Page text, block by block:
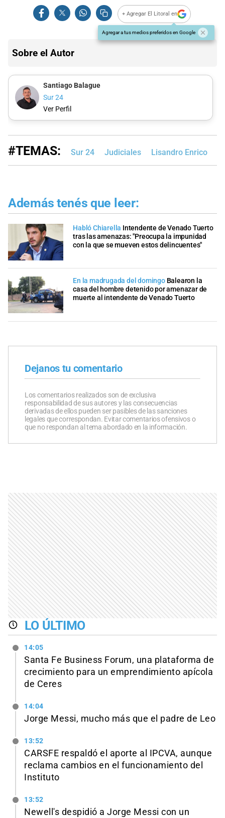
+ Agregar El Litoral en
Agregar a tus medios preferidos en Google
Sobre el Autor
Santiago Balague
Sur 24
Ver Perfil
#TEMAS: Sur 24 Judiciales Lisandro Enrico
Además tenés que leer:
Habló Chiarella Intendente de Venado Tuerto
tras las amenazas: "Preocupa la impunidad
con la que se mueven estos delincuentes"
En la madrugada del domingo Balearon la
casa del hombre detenido por amenazar de
muerte al intendente de Venado Tuerto
Dejanos tu comentario
Los comentarios realizados son de exclusiva
responsabilidad de sus autores y las consecuencias
derivadas de ellos pueden ser pasibles de las sanciones
legales que correspondan. Evitar comentarios ofensivos o
que no respondan al tema abordado en la información.
LO ÚLTIMO
14:05
Santa Fe Business Forum, una plataforma de
crecimiento para un emprendimiento apícola
de Ceres
14:04
Jorge Messi, mucho más que el padre de Leo
13:52
CARSFE respaldó el aporte al IPCVA, aunque
reclama cambios en el funcionamiento del
Instituto
13:52
Newell's despidió a Jorge Messi con un